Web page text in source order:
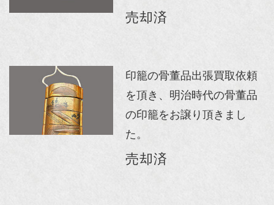
売却済
印籠の骨董品出張買取依頼
を頂き、明治時代の骨董品
の印籠をお譲り頂きまし
た。
売却済